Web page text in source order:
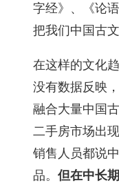
字经》、《论
把我们中国古
在这样的文化
没有数据反映
融合大量中国
二手房市场出
销售人员都说
品。 但在中长